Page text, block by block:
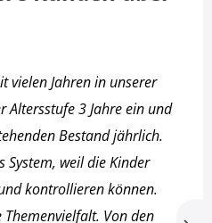
vielen Jahren in unserer
Altersstufe 3 Jahre ein und
Bestand jährlich.
System, weil die Kinder
kontrollieren können.
Von den